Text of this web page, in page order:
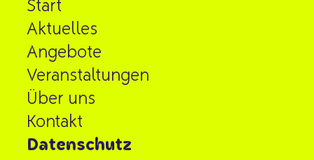
Start
Aktuelles
Angebote
Veranstaltungen
Über uns
Kontakt
Datenschutz